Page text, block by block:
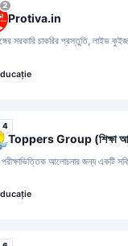
2
Protiva.in
সরকারি চাকরির প্রস্তুতি, লাইভ
4
Toppers Group (শিক্ষা
পরীক্ষাভিত্তিক আলোচনার জন্য একটি